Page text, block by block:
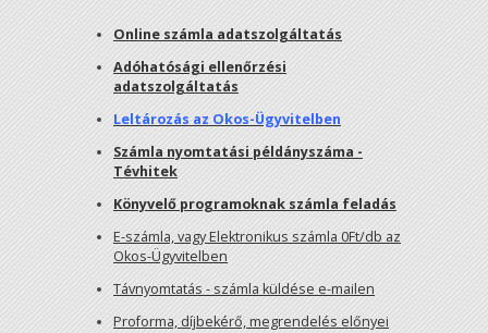
Online számla adatszolgáltatás
Adóhatósági ellenőrzési
adatszolgáltatás
Leltározás az Okos-Ügyvitelben
Számla nyomtatási példányszáma -
Tévhitek
Könyvelő programoknak számla feladás
E-számla, vagy Elektronikus számla 0Ft/db az
Okos-Ügyvitelben
Távnyomtatás - számla küldése e-mailen
Proforma, díjbekérő, megrendelés előnyei